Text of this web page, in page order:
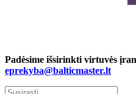
Padėsime išsirinkti virtuvės
eprekyba@balticmaster.lt